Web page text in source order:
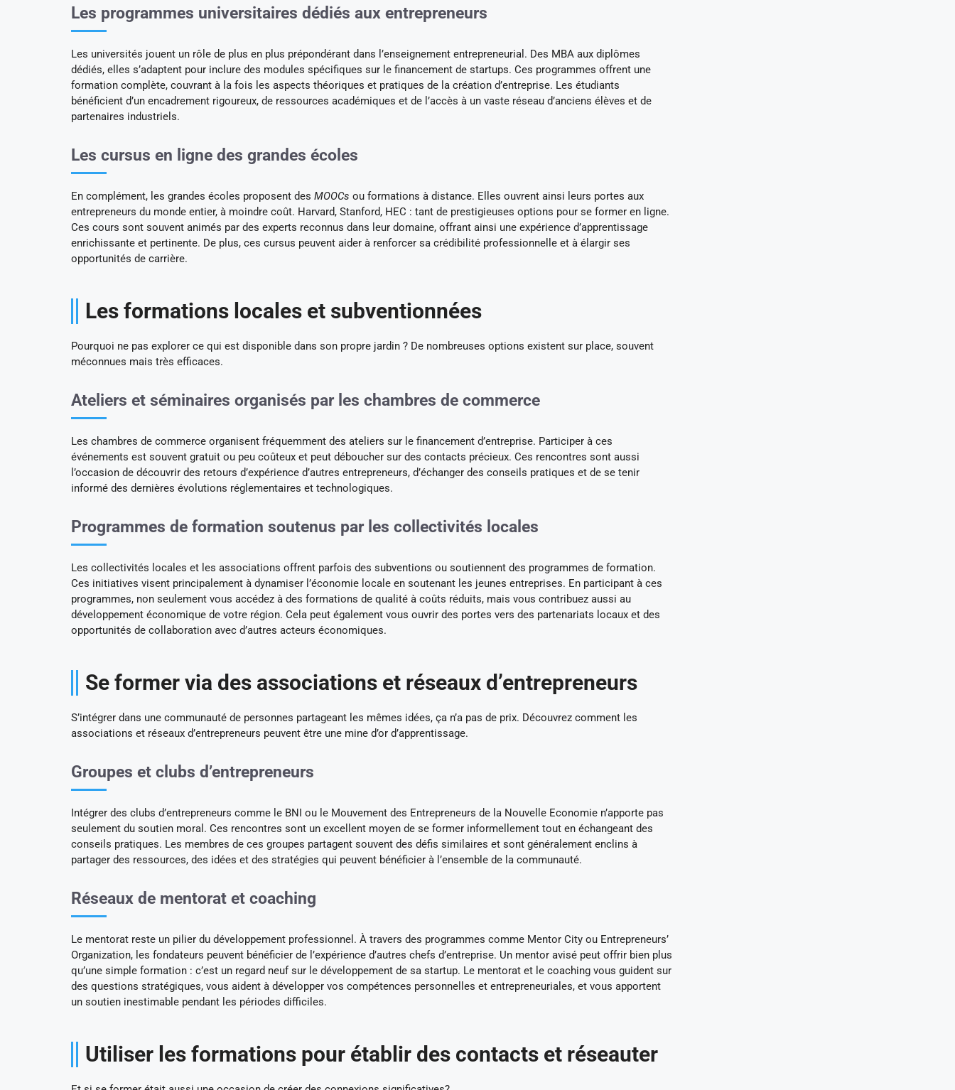
Les programmes universitaires dédiés aux entrepreneurs
Les universités jouent un rôle de plus en plus prépondérant dans l’enseignement entrepreneurial. Des MBA aux diplômes
dédiés, elles s’adaptent pour inclure des modules spécifiques sur le financement de startups. Ces programmes offrent une
formation complète, couvrant à la fois les aspects théoriques et pratiques de la création d’entreprise. Les étudiants
bénéficient d’un encadrement rigoureux, de ressources académiques et de l’accès à un vaste réseau d’anciens élèves et de
partenaires industriels.
Les cursus en ligne des grandes écoles
En complément, les grandes écoles proposent des MOOCs ou formations à distance. Elles ouvrent ainsi leurs portes aux
entrepreneurs du monde entier, à moindre coût. Harvard, Stanford, HEC : tant de prestigieuses options pour se former en ligne.
Ces cours sont souvent animés par des experts reconnus dans leur domaine, offrant ainsi une expérience d’apprentissage
enrichissante et pertinente. De plus, ces cursus peuvent aider à renforcer sa crédibilité professionnelle et à élargir ses
opportunités de carrière.
Les formations locales et subventionnées
Pourquoi ne pas explorer ce qui est disponible dans son propre jardin ? De nombreuses options existent sur place, souvent
méconnues mais très efficaces.
Ateliers et séminaires organisés par les chambres de commerce
Les chambres de commerce organisent fréquemment des ateliers sur le financement d’entreprise. Participer à ces
événements est souvent gratuit ou peu coûteux et peut déboucher sur des contacts précieux. Ces rencontres sont aussi
l’occasion de découvrir des retours d’expérience d’autres entrepreneurs, d’échanger des conseils pratiques et de se tenir
informé des dernières évolutions réglementaires et technologiques.
Programmes de formation soutenus par les collectivités locales
Les collectivités locales et les associations offrent parfois des subventions ou soutiennent des programmes de formation.
Ces initiatives visent principalement à dynamiser l’économie locale en soutenant les jeunes entreprises. En participant à ces
programmes, non seulement vous accédez à des formations de qualité à coûts réduits, mais vous contribuez aussi au
développement économique de votre région. Cela peut également vous ouvrir des portes vers des partenariats locaux et des
opportunités de collaboration avec d’autres acteurs économiques.
Se former via des associations et réseaux d’entrepreneurs
S’intégrer dans une communauté de personnes partageant les mêmes idées, ça n’a pas de prix. Découvrez comment les
associations et réseaux d’entrepreneurs peuvent être une mine d’or d’apprentissage.
Groupes et clubs d’entrepreneurs
Intégrer des clubs d’entrepreneurs comme le BNI ou le Mouvement des Entrepreneurs de la Nouvelle Economie n’apporte pas
seulement du soutien moral. Ces rencontres sont un excellent moyen de se former informellement tout en échangeant des
conseils pratiques. Les membres de ces groupes partagent souvent des défis similaires et sont généralement enclins à
partager des ressources, des idées et des stratégies qui peuvent bénéficier à l’ensemble de la communauté.
Réseaux de mentorat et coaching
Le mentorat reste un pilier du développement professionnel. À travers des programmes comme Mentor City ou Entrepreneurs’
Organization, les fondateurs peuvent bénéficier de l’expérience d’autres chefs d’entreprise. Un mentor avisé peut offrir bien plus
qu’une simple formation : c’est un regard neuf sur le développement de sa startup. Le mentorat et le coaching vous guident sur
des questions stratégiques, vous aident à développer vos compétences personnelles et entrepreneuriales, et vous apportent
un soutien inestimable pendant les périodes difficiles.
Utiliser les formations pour établir des contacts et réseauter